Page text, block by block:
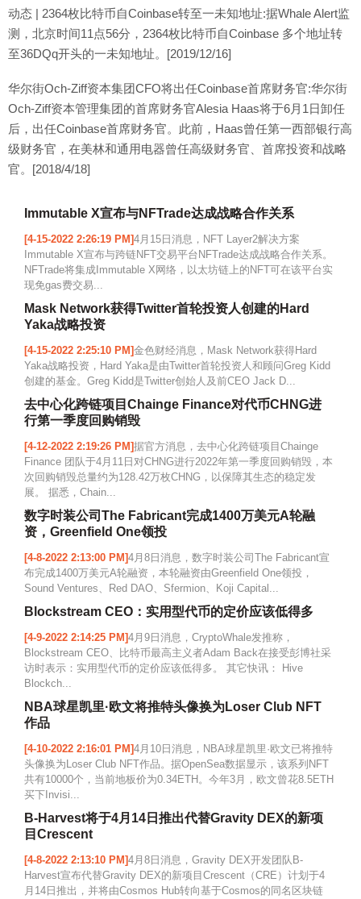
动态 | 2364枚比特币自Coinbase转至一未知地址:据Whale Alert监
测，北京时间11点56分，2364枚比特币自Coinbase 多个地址转
至36DQq开头的一未知地址。[2019/12/16]
华尔街Och-Ziff资本集团CFO将出任Coinbase首席财务官:华尔街
Och-Ziff资本管理集团的首席财务官Alesia Haas将于6月1日卸任
后，出任Coinbase首席财务官。此前，Haas曾任第一西部银行高
级财务官，在美林和通用电器曾任高级财务官、首席投资和战略
官。[2018/4/18]
Immutable X宣布与NFTrade达成战略合作关系
[4-15-2022 2:26:19 PM]4月15日消息，NFT Layer2解决方案
Immutable X宣布与跨链NFT交易平台NFTrade达成战略合作关系。
NFTrade将集成Immutable X网络，以太坊链上的NFT可在该平台实
现免gas费交易...
Mask Network获得Twitter首轮投资人创建的Hard
Yaka战略投资
[4-15-2022 2:25:10 PM]金色财经消息，Mask Network获得Hard
Yaka战略投资，Hard Yaka是由Twitter首轮投资人和顾问Greg Kidd
创建的基金。Greg Kidd是Twitter创始人及前CEO Jack D...
去中心化跨链项目Chainge Finance对代币CHNG进
行第一季度回购销毁
[4-12-2022 2:19:26 PM]据官方消息，去中心化跨链项目Chainge
Finance 团队于4月11日对CHNG进行2022年第一季度回购销毁，本
次回购销毁总量约为128.42万枚CHNG，以保障其生态的稳定发
展。 据悉，Chain...
数字时装公司The Fabricant完成1400万美元A轮融
资，Greenfield One领投
[4-8-2022 2:13:00 PM]4月8日消息，数字时装公司The Fabricant宣
布完成1400万美元A轮融资，本轮融资由Greenfield One领投，
Sound Ventures、Red DAO、Sfermion、Koji Capital...
Blockstream CEO：实用型代币的定价应该低得多
[4-9-2022 2:14:25 PM]4月9日消息，CryptoWhale发推称，
Blockstream CEO、比特币最高主义者Adam Back在接受彭博社采
访时表示：实用型代币的定价应该低得多。 其它快讯： Hive
Blockch...
NBA球星凯里·欧文将推特头像换为Loser Club NFT
作品
[4-10-2022 2:16:01 PM]4月10日消息，NBA球星凯里·欧文已将推特
头像换为Loser Club NFT作品。据OpenSea数据显示，该系列NFT
共有10000个，当前地板价为0.34ETH。今年3月，欧文曾花8.5ETH
买下Invisi...
B-Harvest将于4月14日推出代替Gravity DEX的新项
目Crescent
[4-8-2022 2:13:10 PM]4月8日消息，Gravity DEX开发团队B-
Harvest宣布代替Gravity DEX的新项目Crescent（CRE）计划于4
月14日推出，并将由Cosmos Hub转向基于Cosmos的同名区块链